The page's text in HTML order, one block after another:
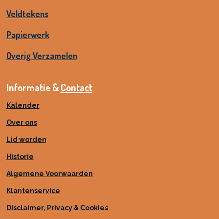
Veldtekens
Papierwerk
Overig Verzamelen
Informatie &Contact
Kalender
Over ons
Lid worden
Historie
Algemene Voorwaarden
Klantenservice
Disclaimer, Privacy & Cookies